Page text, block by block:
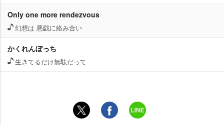
Only one more rendezvous
幻想は 悪戯に絡み合い
かくれんぼっち
生きてるだけ無駄だって